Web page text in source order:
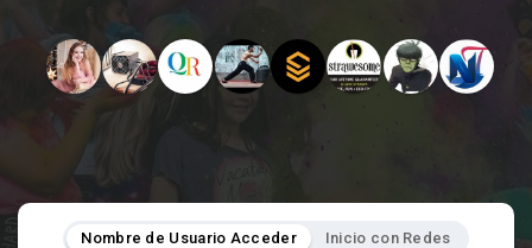
Nombre de Usuario Acceder Inicio con Redes